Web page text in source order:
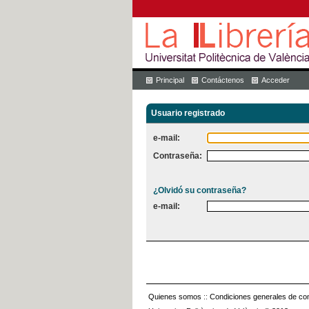
Principal Contáctenos Acceder
Usuario registrado
e-mail:
Contraseña:
¿Olvidó su contraseña?
e-mail:
Quienes somos :: Condiciones generales de